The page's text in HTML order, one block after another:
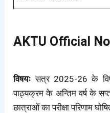
AKTU Official
विषयः सत्र 2025-26 के
पाठ्यक्रम के अन्तिम वर्ष के
छात्राओं का परीक्षा परिणाम